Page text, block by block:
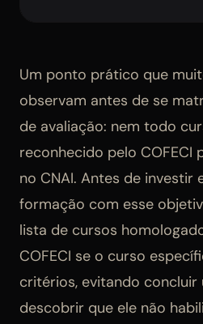
Um ponto prático que
observam antes de se
de avaliação: nem todo
reconhecido pelo COFECI
no CNAI. Antes de investir
formação com esse
lista de cursos
COFECI se o curso
critérios, evitando concluir
descobrir que ele não